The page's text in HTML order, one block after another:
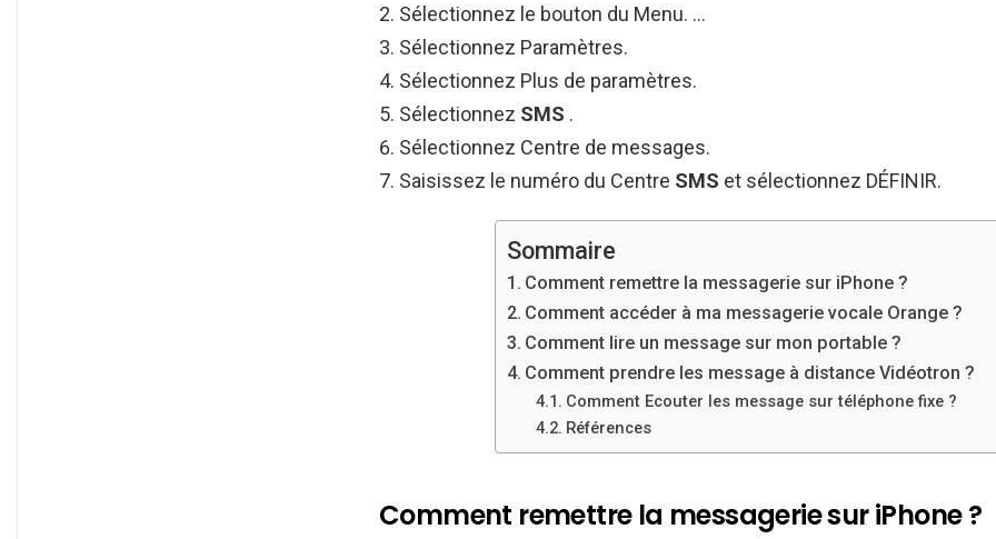
Sélectionnez le bouton du Menu. …
Sélectionnez Paramètres.
Sélectionnez Plus de paramètres.
Sélectionnez SMS .
Sélectionnez Centre de messages.
Saisissez le numéro du Centre SMS et sélectionnez DÉFINIR.
Sommaire
Comment remettre la messagerie sur iPhone ?
Comment accéder à ma messagerie vocale Orange ?
Comment lire un message sur mon portable ?
Comment prendre les message à distance Vidéotron ?
Comment Ecouter les message sur téléphone fixe ?
Références
Comment remettre la messagerie sur iPhone ?